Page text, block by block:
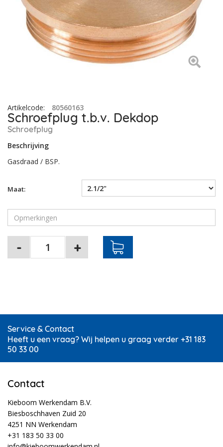
Artikelcode: 80560163
Schroefplug t.b.v. Dekdop
Schroefplug
Beschrijving
Gasdraad / BSP.
Maat:
Service & Contact
Heeft u een vraag? Wij helpen u graag verder +31 183
50 33 00
Contact
Kieboom Werkendam B.V.
Biesboschhaven Zuid 20
4251 NN Werkendam
+31 183 50 33 00